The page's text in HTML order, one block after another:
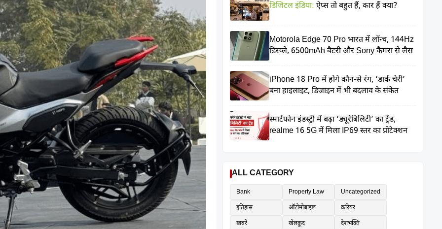
डिजिटल इंडिया: ऐप्स तो बहुत हैं, कार हैं क्या?
Motorola Edge 70 Pro भारत में लॉन्च, 144Hz
डिस्प्ले, 6500mAh बैटरी और Sony कैमरा से लैस
iPhone 18 Pro में होगे कौन-से रंग, ‘डार्क चेरी’
बना हाइलाइट, डिजाइन में भी बदलाव के संकेत
स्मार्टफोन इंडस्ट्री में बढ़ा ‘ड्यूरेबिलिटी’ का ट्रेंड,
realme 16 5G में मिला IP69 स्तर का प्रोटेक्शन
ALL CATEGORY
Bank Property Law
Uncategorized
इतिहास
ऑटोमोबाइल
करियर
खबरें
खेलकूद
देशभक्ति